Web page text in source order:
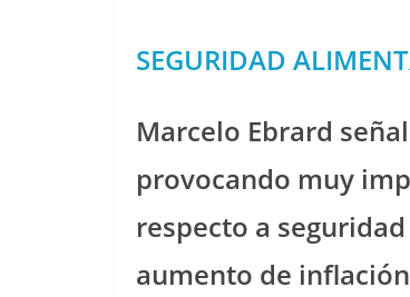
SEGURIDAD
Marcelo Ebrard
provocando muy
respecto a
aumento de